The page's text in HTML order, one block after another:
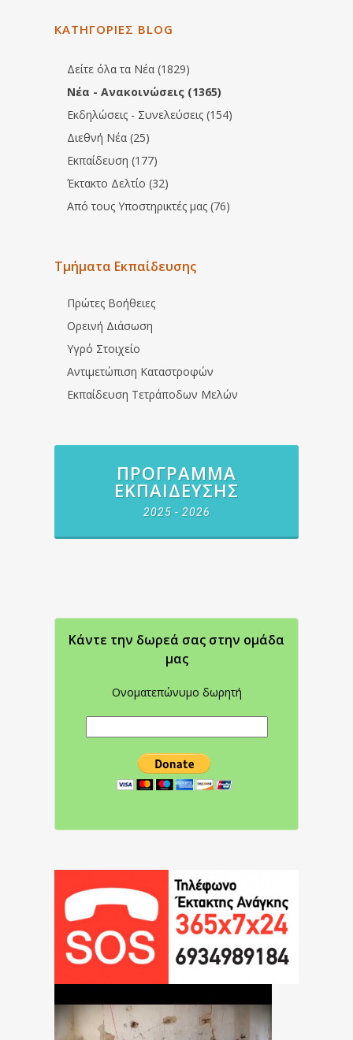
ΚΑΤΗΓΟΡΙΕΣ BLOG
Δείτε όλα τα Νέα (1829)
Νέα - Ανακοινώσεις (1365)
Εκδηλώσεις - Συνελεύσεις (154)
Διεθνή Νέα (25)
Εκπαίδευση (177)
Έκτακτο Δελτίο (32)
Από τους Υποστηρικτές μας (76)
Τμήματα Εκπαίδευσης
Πρώτες Βοήθειες
Ορεινή Διάσωση
Υγρό Στοιχείο
Αντιμετώπιση Καταστροφών
Εκπαίδευση Τετράποδων Μελών
ΠΡΌΓΡΑΜΜΑ
ΕΚΠΑΊΔΕΥΣΗΣ
2025 - 2026
Κάντε την δωρεά σας στην oμάδα
μας
Ονοματεπώνυμο δωρητή